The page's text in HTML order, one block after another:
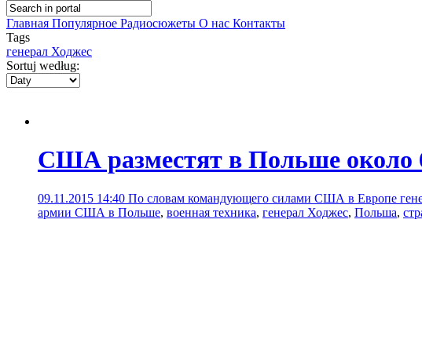
Главная Популярное Радиосюжеты О нас Контакты
Tags
генерал Ходжес
Sortuj według:
США разместят в Польше около
09.11.2015 14:40 По словам командующего силами США в Европе
армии США в Польше, военная техника, генерал Ходжес, Польша,